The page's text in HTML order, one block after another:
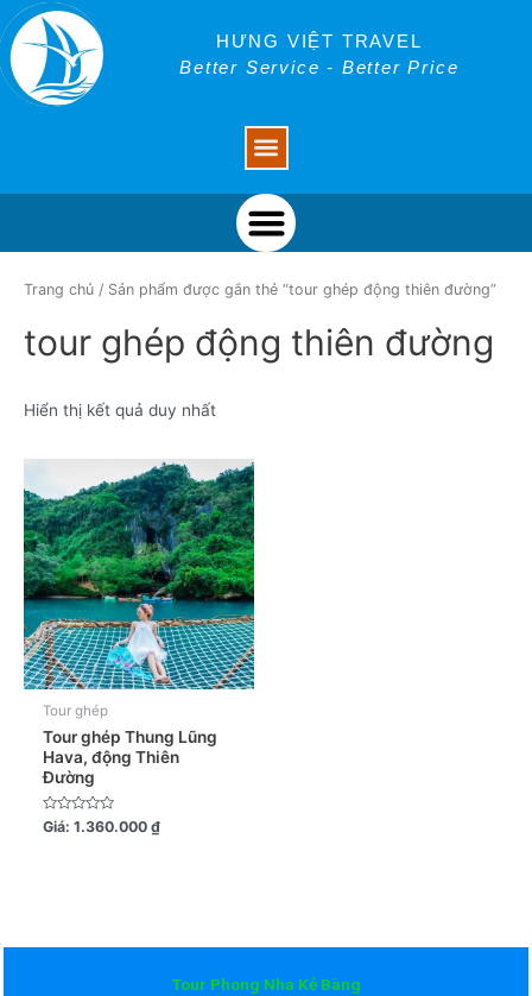
Skip
to
content
HƯNG VIỆT TRAVEL
Better Service - Better Price
Menu
Trang chủ / Sản phẩm được gắn thẻ “tour ghép động thiên đường”
tour ghép động thiên đường
Hiển thị kết quả duy nhất
Tour ghép
Tour ghép Thung Lũng
Hava, động Thiên
Đường
Được
xếp
Giá: 1.360.000₫
Tour Phong Nha Kẻ Bàng